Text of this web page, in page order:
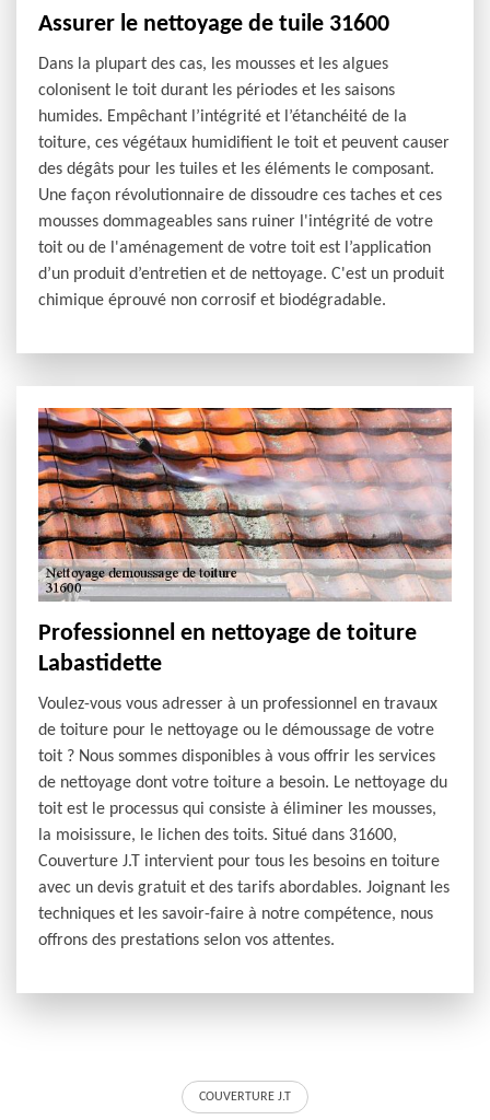
Assurer le nettoyage de tuile 31600
Dans la plupart des cas, les mousses et les algues
colonisent le toit durant les périodes et les saisons
humides. Empêchant l’intégrité et l’étanchéité de la
toiture, ces végétaux humidifient le toit et peuvent causer
des dégâts pour les tuiles et les éléments le composant.
Une façon révolutionnaire de dissoudre ces taches et ces
mousses dommageables sans ruiner l'intégrité de votre
toit ou de l'aménagement de votre toit est l’application
d’un produit d’entretien et de nettoyage. C'est un produit
chimique éprouvé non corrosif et biodégradable.
Professionnel en nettoyage de toiture
Labastidette
Voulez-vous vous adresser à un professionnel en travaux
de toiture pour le nettoyage ou le démoussage de votre
toit ? Nous sommes disponibles à vous offrir les services
de nettoyage dont votre toiture a besoin. Le nettoyage du
toit est le processus qui consiste à éliminer les mousses,
la moisissure, le lichen des toits. Situé dans 31600,
Couverture J.T intervient pour tous les besoins en toiture
avec un devis gratuit et des tarifs abordables. Joignant les
techniques et les savoir-faire à notre compétence, nous
offrons des prestations selon vos attentes.
COUVERTURE J.T